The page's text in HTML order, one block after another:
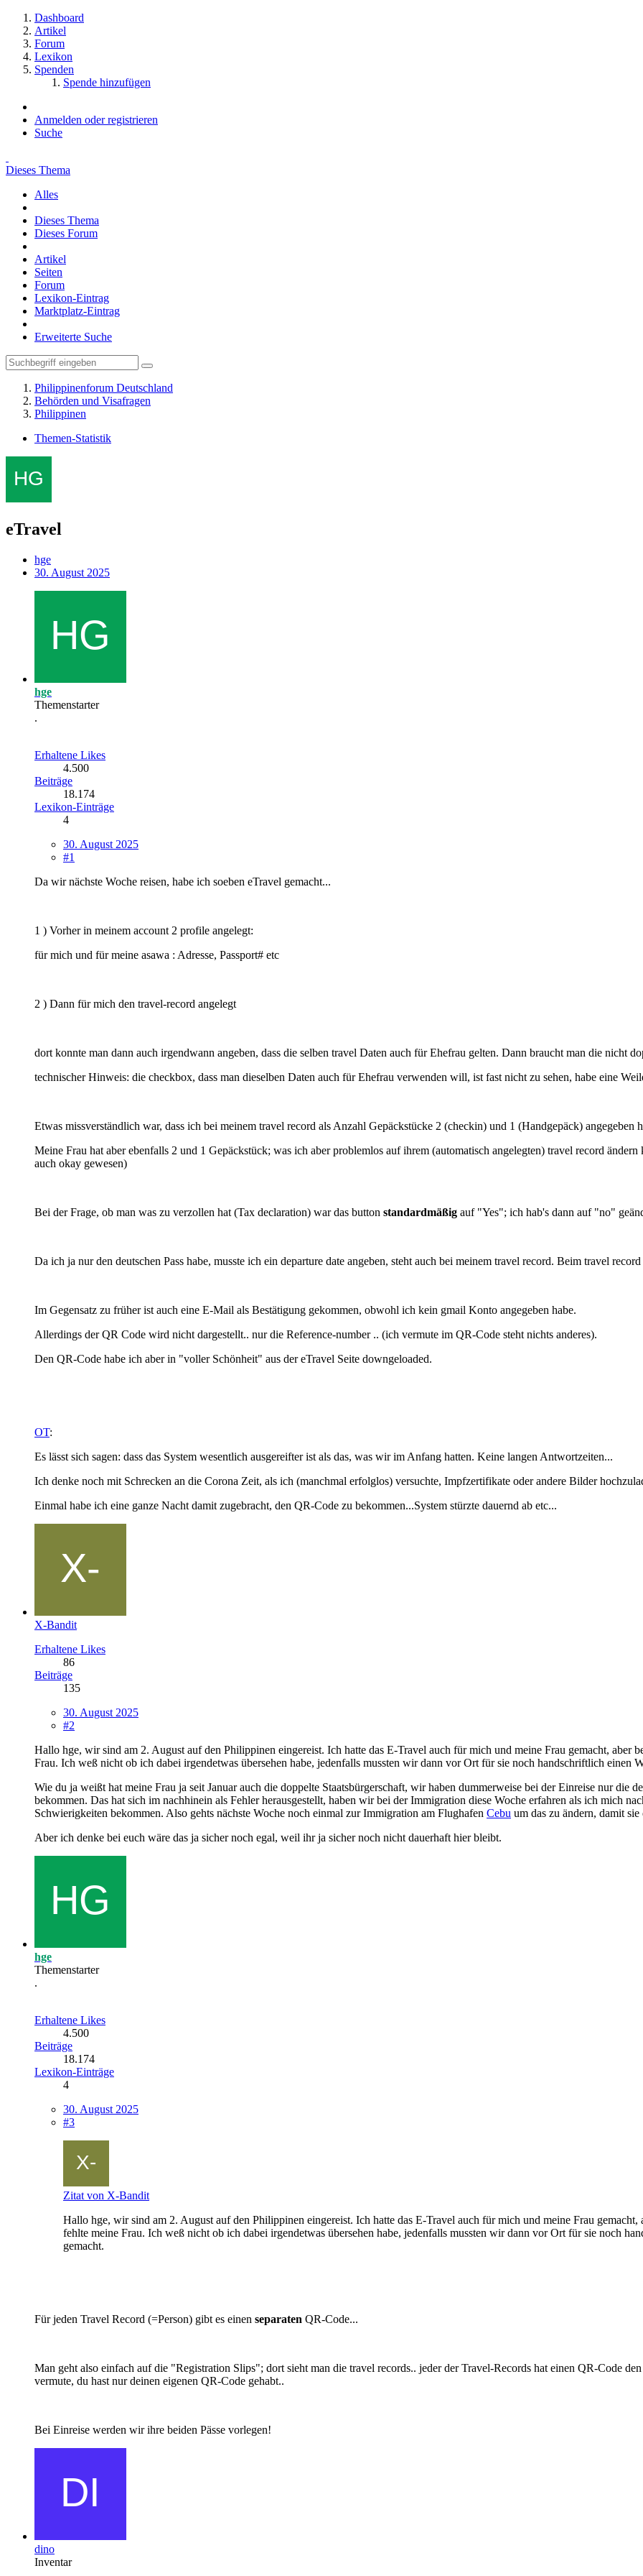
Dashboard
Artikel
Forum
Lexikon
Spenden
Spende hinzufügen
Anmelden oder registrieren
Suche
Dieses Thema
Alles
Dieses Thema
Dieses Forum
Artikel
Seiten
Forum
Lexikon-Eintrag
Marktplatz-Eintrag
Erweiterte Suche
Philippinenforum Deutschland
Behörden und Visafragen
Philippinen
Themen-Statistik
eTravel
hge
30. August 2025
hge
Themenstarter
.
Erhaltene Likes
4.500
Beiträge
18.174
Lexikon-Einträge
4
30. August 2025
#1
Da wir nächste Woche reisen, habe ich soeben eTravel gemacht...
1 ) Vorher in meinem account 2 profile angelegt:
für mich und für meine asawa : Adresse, Passport# etc
2 ) Dann für mich den travel-record angelegt
dort konnte man dann auch irgendwann angeben, dass die selben travel Daten auch für Ehefrau gelten. Dann braucht man die nicht
technischer Hinweis: die checkbox, dass man dieselben Daten auch für Ehefrau verwenden will, ist fast nicht zu sehen, habe eine
Etwas missverständlich war, dass ich bei meinem travel record als Anzahl Gepäckstücke 2 (checkin) und 1 (Handgepäck) angegeben
Meine Frau hat aber ebenfalls 2 und 1 Gepäckstück; was ich aber problemlos auf ihrem (automatisch angelegten) travel record
auch okay gewesen)
Bei der Frage, ob man was zu verzollen hat (Tax declaration) war das button standardmäßig auf "Yes"; ich hab's dann auf "no"
Da ich ja nur den deutschen Pass habe, musste ich ein departure date angeben, steht auch bei meinem travel record. Beim travel
Im Gegensatz zu früher ist auch eine E-Mail als Bestätigung gekommen, obwohl ich kein gmail Konto angegeben habe.
Allerdings der QR Code wird nicht dargestellt.. nur die Reference-number .. (ich vermute im QR-Code steht nichts anderes).
Den QR-Code habe ich aber in "voller Schönheit" aus der eTravel Seite downgeloaded.
OT:
Es lässt sich sagen: dass das System wesentlich ausgereifter ist als das, was wir im Anfang hatten. Keine langen Antwortzeiten...
Ich denke noch mit Schrecken an die Corona Zeit, als ich (manchmal erfolglos) versuchte, Impfzertifikate oder andere Bilder
Einmal habe ich eine ganze Nacht damit zugebracht, den QR-Code zu bekommen...System stürzte dauernd ab etc...
X-Bandit
Erhaltene Likes
86
Beiträge
135
30. August 2025
#2
Hallo hge, wir sind am 2. August auf den Philippinen eingereist. Ich hatte das E-Travel auch für mich und meine Frau gemacht, aber
Frau. Ich weß nicht ob ich dabei irgendetwas übersehen habe, jedenfalls mussten wir dann vor Ort für sie noch handschriftlich einen
Wie du ja weißt hat meine Frau ja seit Januar auch die doppelte Staatsbürgerschaft, wir haben dummerweise bei der Einreise nur die
bekommen. Das hat sich im nachhinein als Fehler herausgestellt, haben wir bei der Immigration diese Woche erfahren als ich mich
Schwierigkeiten bekommen. Also gehts nächste Woche noch einmal zur Immigration am Flughafen Cebu um das zu ändern, damit
Aber ich denke bei euch wäre das ja sicher noch egal, weil ihr ja sicher noch nicht dauerhaft hier bleibt.
hge
Themenstarter
.
Erhaltene Likes
4.500
Beiträge
18.174
Lexikon-Einträge
4
30. August 2025
#3
Zitat von X-Bandit
Hallo hge, wir sind am 2. August auf den Philippinen eingereist. Ich hatte das E-Travel auch für mich und meine Frau gemacht,
fehlte meine Frau. Ich weß nicht ob ich dabei irgendetwas übersehen habe, jedenfalls mussten wir dann vor Ort für sie noch
gemacht.
Für jeden Travel Record (=Person) gibt es einen separaten QR-Code...
Man geht also einfach auf die "Registration Slips"; dort sieht man die travel records.. jeder der Travel-Records hat einen QR-Code
vermute, du hast nur deinen eigenen QR-Code gehabt..
Bei Einreise werden wir ihre beiden Pässe vorlegen!
dino
Inventar